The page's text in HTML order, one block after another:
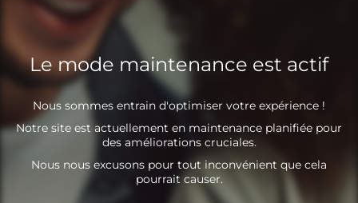
Le mode maintenance est actif
Nous sommes entrain d'optimiser votre expérience !
Notre site est actuellement en maintenance planifiée pour
des améliorations cruciales.
Nous nous excusons pour tout inconvénient que cela
pourrait causer.